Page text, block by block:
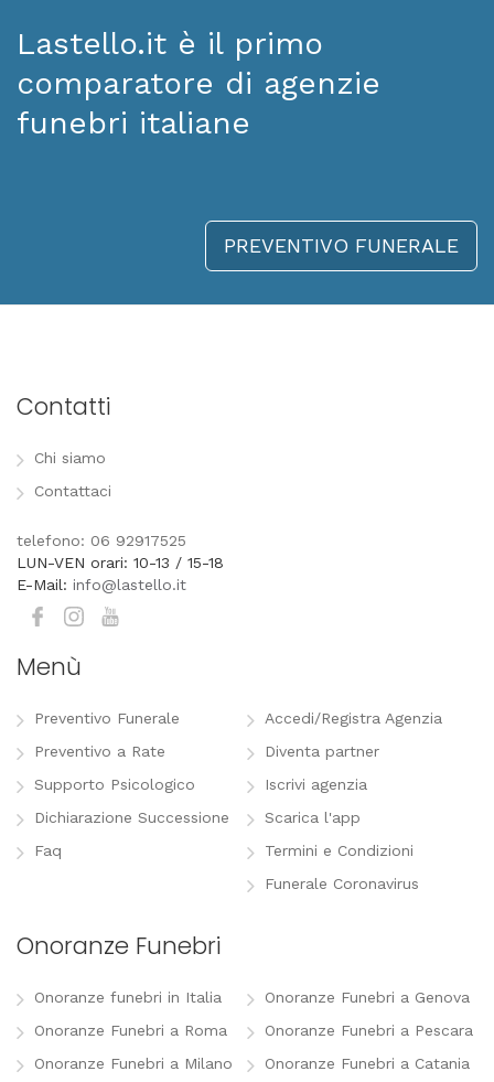
Lastello.it è il primo
comparatore di agenzie
funebri italiane
PREVENTIVO FUNERALE
Contatti
Chi siamo
Contattaci
telefono: 06 92917525
LUN-VEN orari: 10-13 / 15-18
E-Mail: info@lastello.it
Menù
Preventivo Funerale
Preventivo a Rate
Supporto Psicologico
Dichiarazione Successione
Faq
Accedi/Registra Agenzia
Diventa partner
Iscrivi agenzia
Scarica l'app
Termini e Condizioni
Funerale Coronavirus
Onoranze Funebri
Onoranze funebri in Italia
Onoranze Funebri a Roma
Onoranze Funebri a Milano
Onoranze Funebri a Genova
Onoranze Funebri a Pescara
Onoranze Funebri a Catania